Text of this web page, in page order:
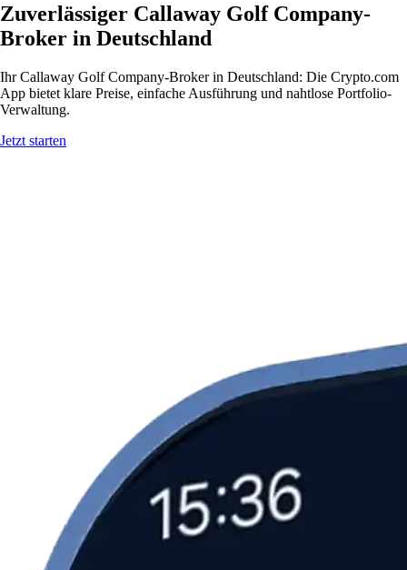
Zuverlässiger Callaway Golf Company-
Broker in Deutschland
Ihr Callaway Golf Company-Broker in Deutschland: Die Crypto.com
App bietet klare Preise, einfache Ausführung und nahtlose Portfolio-
Verwaltung.
Jetzt starten